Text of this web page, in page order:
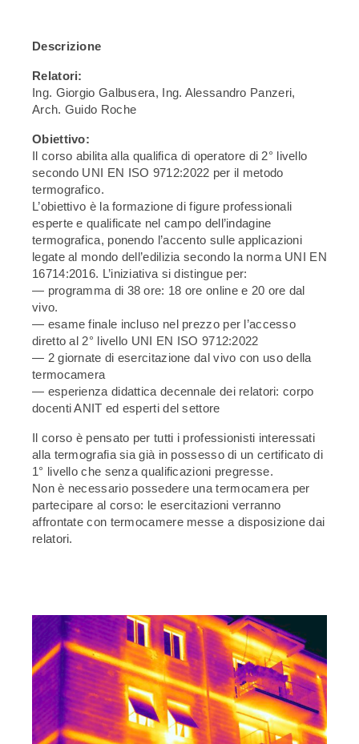
Descrizione
Relatori:
Ing. Giorgio Galbusera, Ing. Alessandro Panzeri,
Arch. Guido Roche
Obiettivo:
Il corso abilita alla qualifica di operatore di 2° livello
secondo UNI EN ISO 9712:2022 per il metodo
termografico.
L’obiettivo è la formazione di figure professionali
esperte e qualificate nel campo dell’indagine
termografica, ponendo l’accento sulle applicazioni
legate al mondo dell’edilizia secondo la norma UNI EN
16714:2016. L’iniziativa si distingue per:
— programma di 38 ore: 18 ore online e 20 ore dal
vivo.
— esame finale incluso nel prezzo per l’accesso
diretto al 2° livello UNI EN ISO 9712:2022
— 2 giornate di esercitazione dal vivo con uso della
termocamera
— esperienza didattica decennale dei relatori: corpo
docenti ANIT ed esperti del settore
Il corso è pensato per tutti i professionisti interessati
alla termografia sia già in possesso di un certificato di
1° livello che senza qualificazioni pregresse.
Non è necessario possedere una termocamera per
partecipare al corso: le esercitazioni verranno
affrontate con termocamere messe a disposizione dai
relatori.